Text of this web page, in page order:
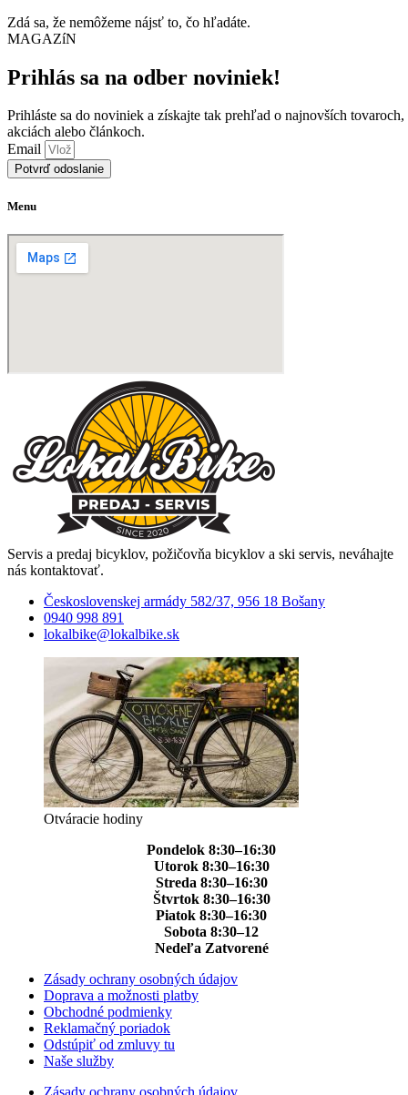
Zdá sa, že nemôžeme nájsť to, čo hľadáte.
MAGAZíN
Prihlás sa na odber noviniek!
Prihláste sa do noviniek a získajte tak prehľad o najnovších tovaroch,
akciách alebo článkoch.
Email
Potvrď odoslanie
Menu
Servis a predaj bicyklov, požičovňa bicyklov a ski servis, neváhajte
nás kontaktovať.
Československej armády 582/37, 956 18 Bošany
0940 998 891
lokalbike@lokalbike.sk
Otváracie hodiny
Pondelok 8:30–16:30
Utorok 8:30–16:30
Streda 8:30–16:30
Štvrtok 8:30–16:30
Piatok 8:30–16:30
Sobota 8:30–12
Nedeľa Zatvorené
Zásady ochrany osobných údajov
Doprava a možnosti platby
Obchodné podmienky
Reklamačný poriadok
Odstúpiť od zmluvy tu
Naše služby
Zásady ochrany osobných údajov